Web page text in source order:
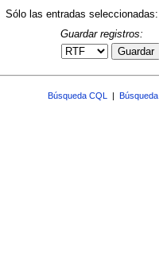
Sólo las entradas seleccionadas:
Guardar registros:
Guardar
Búsqueda CQL